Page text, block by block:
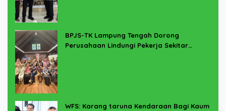
BPJS-TK Lampung Tengah Dorong
Perusahaan Lindungi Pekerja Sekitar
WFS: Karang taruna Kendaraan Bagi Kaum